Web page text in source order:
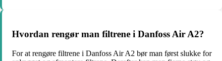
Hvordan rengør man filtrene i Danfoss Air A2?
For at rengøre filtrene i Danfoss Air A2 bør man først slukke for